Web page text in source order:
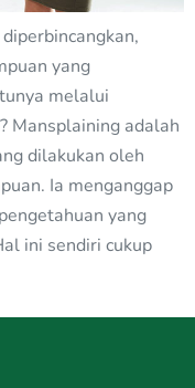
yang
melalui
Mansplaining adalah
dilakukan oleh
Ia menganggap
yang
ini sendiri cukup